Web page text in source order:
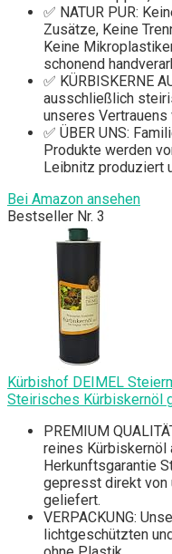
✅ NATUR PUR:
Zusätze, Keine
Keine
schonend
✅ KÜRBISKERNE
ausschließlich
unseres Vertrauens
✅ ÜBER UNS:
Produkte werden
Leibnitz produziert
Bei Amazon ansehen
Bestseller Nr. 3
Kürbishof DEIMEL
Steirisches Kürbiskernöl
PREMIUM
reines Kürbiskernöl
Herkunftsgarantie
gepresst direkt von
geliefert.
VERPACKUNG:
lichtgeschützten